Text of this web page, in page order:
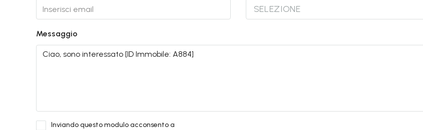
SELEZIONE
Messaggio
Inviando questo modulo acconsento a